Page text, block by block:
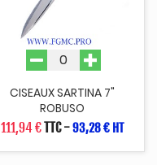
CISEAUX SARTINA 7"
ROBUSO
111,94 €TTC-93,28 € HT